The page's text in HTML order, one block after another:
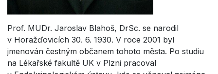
Prof. MUDr. Jaroslav Blahoš, DrSc. se narodil
v Horažďovicích 30. 6. 1930. V roce 2001 byl
jmenován čestným občanem tohoto města. Po studiu
na Lékařské fakultě UK v Plzni pracoval